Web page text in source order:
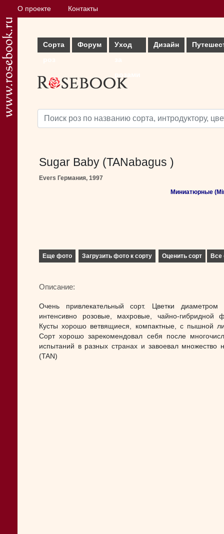
О проекте Контакты
Сорта
Форум
Уход
Дизайн
Sugar Baby (TANabagus )
Evers Германия, 1997
Миниатюрные
Еще фото Загрузить фото к сорту Оценить сорт Все
Описание:
Очень привлекательный сорт. Цветки
интенсивно розовые, махровые, чайно-гибридной
Кусты хорошо ветвящиеся, компактные, с пышной
Сорт хорошо зарекомендовал себя после
испытаний в разных странах и завоевал множество
(TAN)